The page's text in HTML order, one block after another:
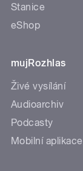
Stanice
eShop
mujRozhlas
Živé vysílání
Audioarchiv
Podcasty
Mobilní aplikace